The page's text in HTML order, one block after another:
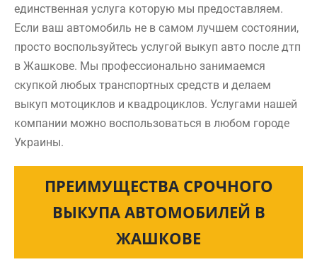
единственная услуга которую мы предоставляем.
Если ваш автомобиль не в самом лучшем состоянии,
просто воспользуйтесь услугой выкуп авто после дтп
в Жашкове. Мы профессионально занимаемся
скупкой любых транспортных средств и делаем
выкуп мотоциклов и квадроциклов. Услугами нашей
компании можно воспользоваться в любом городе
Украины.
ПРЕИМУЩЕСТВА СРОЧНОГО
ВЫКУПА АВТОМОБИЛЕЙ В
ЖАШКОВЕ